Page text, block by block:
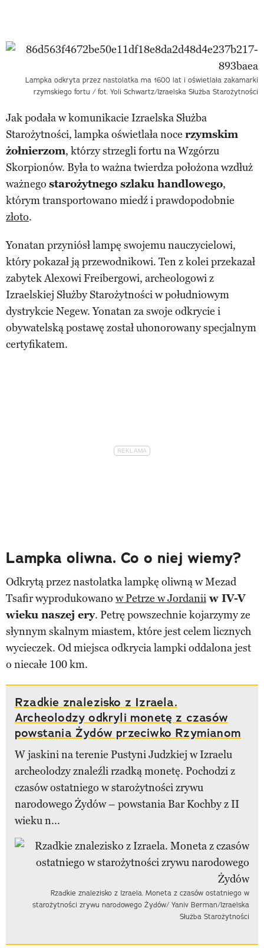
Lampka odkryta przez nastolatka ma 1600 lat i oświetlała zakamarki
rzymskiego fortu / fot. Yoli Schwartz/Izraelska Służba Starożytności
Jak podała w komunikacie Izraelska Służba
Starożytności, lampka oświetlała noce rzymskim
żołnierzom, którzy strzegli fortu na Wzgórzu
Skorpionów. Była to ważna twierdza położona wzdłuż
ważnego starożytnego szlaku handlowego,
którym transportowano miedź i prawdopodobnie
złoto.
Yonatan przyniósł lampę swojemu nauczycielowi,
który pokazał ją przewodnikowi. Ten z kolei przekazał
zabytek Alexowi Freibergowi, archeologowi z
Izraelskiej Służby Starożytności w południowym
dystrykcie Negew. Yonatan za swoje odkrycie i
obywatelską postawę został uhonorowany specjalnym
certyfikatem.
Lampka oliwna. Co o niej wiemy?
Odkrytą przez nastolatka lampkę oliwną w Mezad
Tsafir wyprodukowano w Petrze w Jordanii w IV-V
wieku naszej ery. Petrę powszechnie kojarzymy ze
słynnym skalnym miastem, które jest celem licznych
wycieczek. Od miejsca odkrycia lampki oddalona jest
o niecałe 100 km.
Rzadkie znalezisko z Izraela.
Archeolodzy odkryli monetę z czasów
powstania Żydów przeciwko Rzymianom
W jaskini na terenie Pustyni Judzkiej w Izraelu
archeolodzy znaleźli rzadką monetę. Pochodzi z
czasów ostatniego w starożytności zrywu
narodowego Żydów – powstania Bar Kochby z II
wieku n...
Rzadkie znalezisko z Izraela. Moneta z czasów ostatniego w
starożytności zrywu narodowego Żydów/ Yaniv Berman/Izraelska
Służba Starożytności